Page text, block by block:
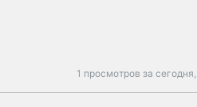
1 просмотров за сегодня,